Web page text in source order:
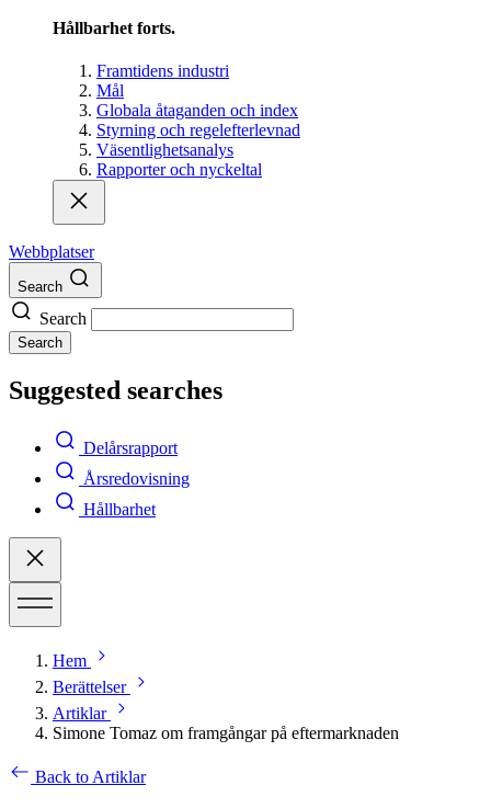
Hållbarhet forts.
Framtidens industri
Mål
Globala åtaganden och index
Styrning och regelefterlevnad
Väsentlighetsanalys
Rapporter och nyckeltal
Webbplatser
Search
Search
Search
Suggested searches
Delårsrapport
Årsredovisning
Hållbarhet
Hem
Berättelser
Artiklar
Simone Tomaz om framgångar på eftermarknaden
Back to Artiklar